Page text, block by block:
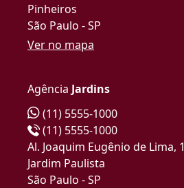
Pinheiros
São Paulo - SP
Ver no mapa
Agência Jardins
(11) 5555-1000
(11) 5555-1000
Al. Joaquim Eugênio de Lima,
Jardim Paulista
São Paulo - SP